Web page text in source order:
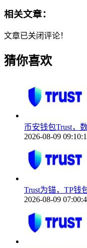
相关文章：
文章已关闭评论！
猜你喜欢
币安钱包Trust，
2026-08-09
Trust为锚，TP钱
2026-08-09